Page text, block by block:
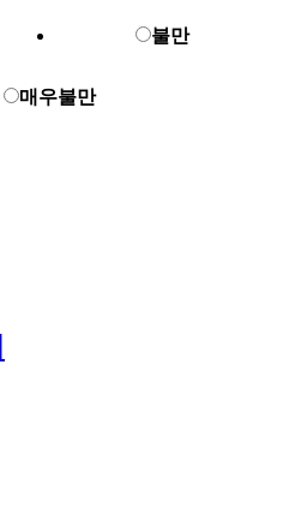
불만
매우불만